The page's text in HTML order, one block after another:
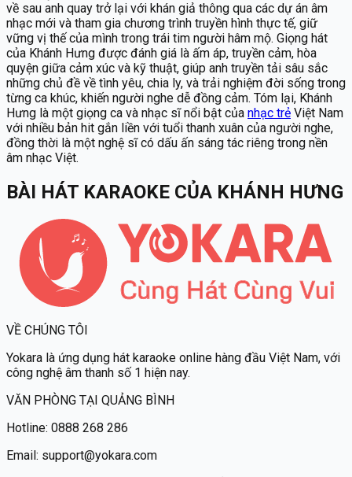
về sau anh quay trở lại với khán giả thông qua các dự án âm
nhạc mới và tham gia chương trình truyền hình thực tế, giữ
vững vị thế của mình trong trái tim người hâm mộ. Giọng hát
của Khánh Hưng được đánh giá là ấm áp, truyền cảm, hòa
quyện giữa cảm xúc và kỹ thuật, giúp anh truyền tải sâu sắc
những chủ đề về tình yêu, chia ly, và trải nghiệm đời sống trong
từng ca khúc, khiến người nghe dễ đồng cảm. Tóm lại, Khánh
Hưng là một giọng ca và nhạc sĩ nổi bật của nhạc trẻ Việt Nam
với nhiều bản hit gắn liền với tuổi thanh xuân của người nghe,
đồng thời là một nghệ sĩ có dấu ấn sáng tác riêng trong nền
âm nhạc Việt.
BÀI HÁT KARAOKE CỦA KHÁNH HƯNG
VỀ CHÚNG TÔI
Yokara là ứng dụng hát karaoke online hàng đầu Việt Nam, với
công nghệ âm thanh số 1 hiện nay.
VĂN PHÒNG TẠI QUẢNG BÌNH
Hotline: 0888 268 286
Email: support@yokara.com